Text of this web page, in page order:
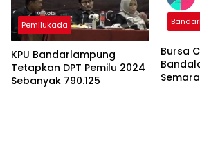
Pemilukada
KPU Bandarlampung
Tetapkan DPT Pemilu 2024
Sebanyak 790.125
Bursa